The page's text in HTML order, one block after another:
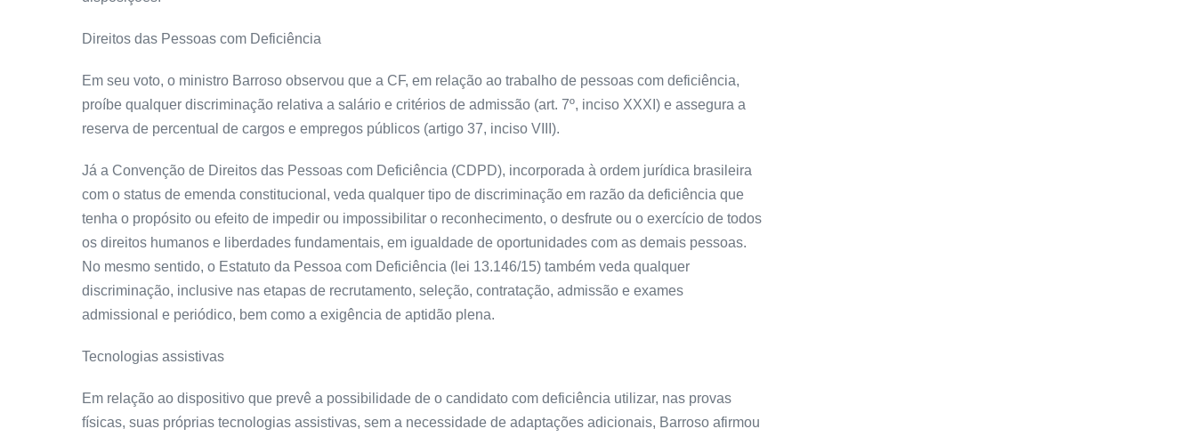
Direitos das Pessoas com Deficiência
Em seu voto, o ministro Barroso observou que a CF, em relação ao trabalho de pessoas com deficiência,
proíbe qualquer discriminação relativa a salário e critérios de admissão (art. 7º, inciso XXXI) e assegura a
reserva de percentual de cargos e empregos públicos (artigo 37, inciso VIII).
Já a Convenção de Direitos das Pessoas com Deficiência (CDPD), incorporada à ordem jurídica brasileira
com o status de emenda constitucional, veda qualquer tipo de discriminação em razão da deficiência que
tenha o propósito ou efeito de impedir ou impossibilitar o reconhecimento, o desfrute ou o exercício de todos
os direitos humanos e liberdades fundamentais, em igualdade de oportunidades com as demais pessoas.
No mesmo sentido, o Estatuto da Pessoa com Deficiência (lei 13.146/15) também veda qualquer
discriminação, inclusive nas etapas de recrutamento, seleção, contratação, admissão e exames
admissional e periódico, bem como a exigência de aptidão plena.
Tecnologias assistivas
Em relação ao dispositivo que prevê a possibilidade de o candidato com deficiência utilizar, nas provas
físicas, suas próprias tecnologias assistivas, sem a necessidade de adaptações adicionais, Barroso afirmou